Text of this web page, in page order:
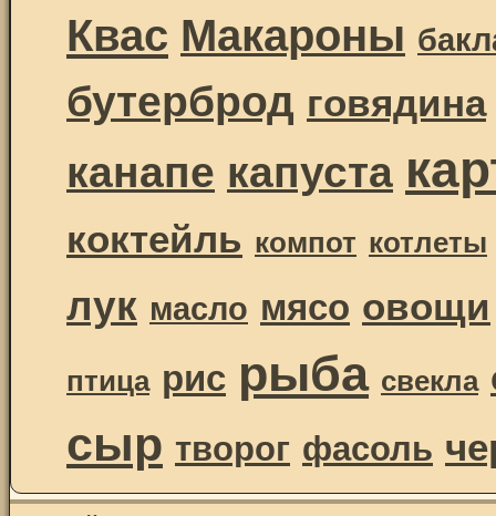
Квас Макароны
бутерброд говядина
канапе капуста
коктейль компот котлеты
лук масло мясо овощи
птица рис рыба свекла
сыр творог фасоль